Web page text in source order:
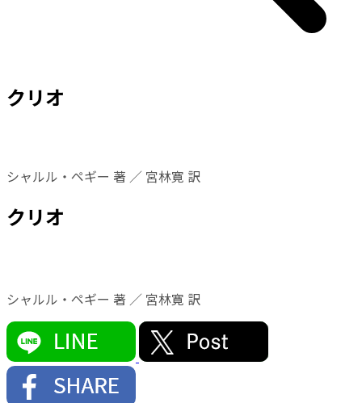
クリオ
シャルル・ペギー 著 ／ 宮林寛 訳
クリオ
シャルル・ペギー 著 ／ 宮林寛 訳